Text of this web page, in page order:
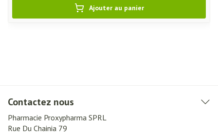
Ajouter au panier
Contactez nous
Pharmacie Proxypharma SPRL
Rue Du Chainia 79